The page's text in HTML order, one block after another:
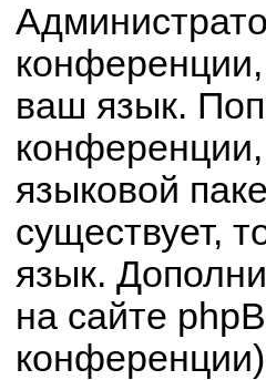
ваш язык.
языковой
существует,
язык.
на сайте